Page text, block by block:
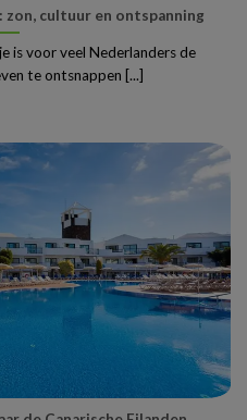
zon, cultuur en ontspanning
is voor veel Nederlanders de
te ontsnappen [...]